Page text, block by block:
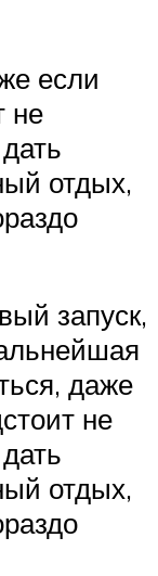
если
не
отдых,
запуск,
даже
не
отдых,